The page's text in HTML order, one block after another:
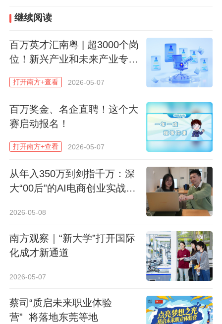
而作为走在科技前沿的游戏产业，招聘方式
也呈现出了更为高效和多样的特点。此前在
很多招聘活动中，投递简历后的漫长等待最
易消磨热情。而在灵犀互娱的招聘过程中，
回应是即时发生的。宣讲结束后，下午便直
接进入“快闪面试间”与面试官面对面。一位
应聘游戏技术开发岗位的同学对比过往经历
时坦言：“之前面试其他公司，有的公司先笔
试，还是纯‘手撕’，用笔写耗时耗力，实在很
麻烦。我会更倾向于像灵犀这样简历筛选后
能直接面试的。”
继续阅读
百万英才汇南粤 | 超3000个岗
位！新兴产业和未来产业专题
打开南方+查看 2026-05-07
百万奖金、名企直聘！这个大
赛启动报名！
打开南方+查看 2026-05-07
从年入350万到剑指千万：深
大“00后”的AI电商创业实战指
2026-05-08
南方观察｜“新大学”打开国际
化成才新通道
2026-05-07
蔡司“质启未来职业体验
营” 将落地东莞等地